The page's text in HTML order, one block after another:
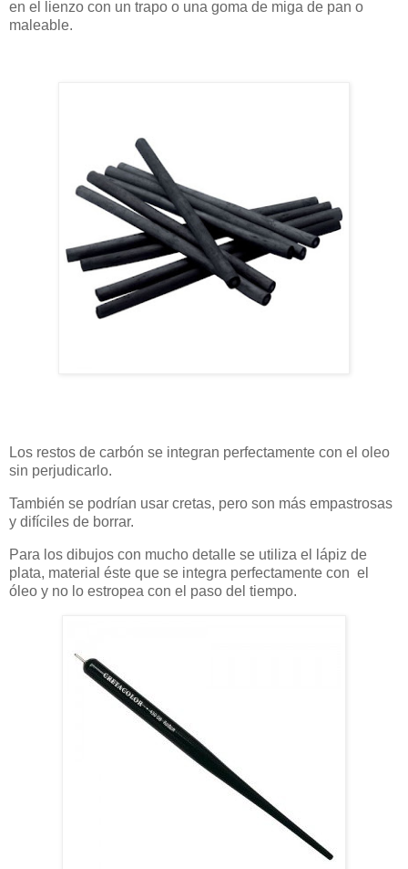
en el lienzo con un trapo o una goma de miga de pan o
maleable.
Los restos de carbón se integran perfectamente con el oleo
sin perjudicarlo.
También se podrían usar cretas, pero son más empastrosas
y difíciles de borrar.
Para los dibujos con mucho detalle se utiliza el lápiz de
plata, material éste que se integra perfectamente con el
óleo y no lo estropea con el paso del tiempo.